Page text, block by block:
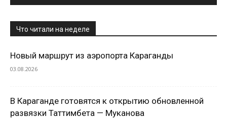
Что читали на неделе
Новый маршрут из аэропорта Караганды
03.08.2026
В Караганде готовятся к открытию обновленной
развязки Таттимбета — Муканова